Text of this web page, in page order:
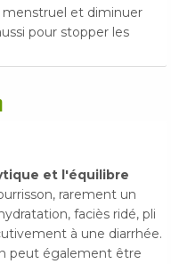
menstruel et diminuer
pour stopper les
et l'équilibre
rarement un
faciès ridé, pli
à une diarrhée.
peut également être